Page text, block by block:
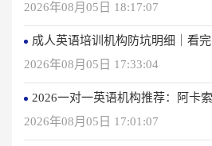
2026年08月05日 18:17:07
成人英语培训机构防坑明细｜看完不再花
2026年08月05日 17:33:04
2026一对一英语机构推荐：阿卡
2026年08月05日 17:01:07